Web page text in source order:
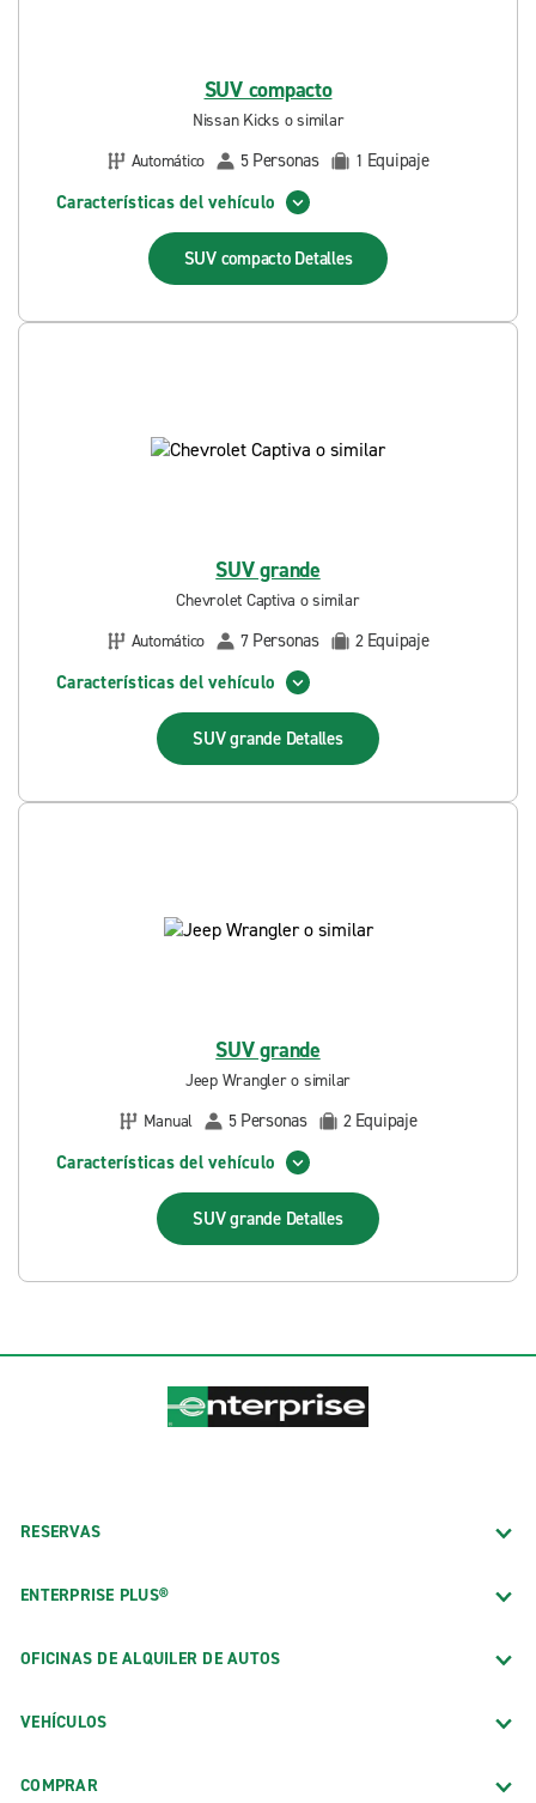
SUV compacto
Nissan Kicks o similar
Automático
5 Personas 1 Equipaje
Características del vehículo
SUV compacto Detalles
SUV grande
Chevrolet Captiva o similar
Automático
7 Personas 2 Equipaje
Características del vehículo
SUV grande Detalles
SUV grande
Jeep Wrangler o similar
Manual
5 Personas 2 Equipaje
Características del vehículo
SUV grande Detalles
RESERVAS
ENTERPRISE PLUS®
OFICINAS DE ALQUILER DE AUTOS
VEHÍCULOS
COMPRAR